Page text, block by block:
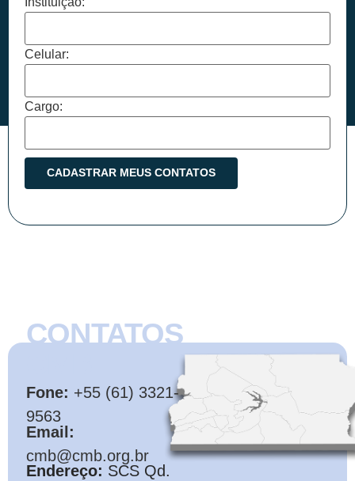
Celular:
Cargo:
CONTATOS
Fone: +55 (61) 3321-
9563
Email:
cmb@cmb.org.br
Endereço: SCS Qd.